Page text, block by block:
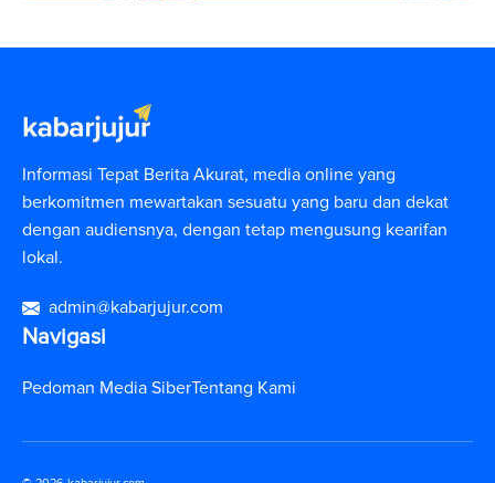
Informasi Tepat Berita Akurat, media online yang
berkomitmen mewartakan sesuatu yang baru dan dekat
dengan audiensnya, dengan tetap mengusung kearifan
lokal.
admin@kabarjujur.com
Navigasi
Pedoman Media SiberTentang Kami